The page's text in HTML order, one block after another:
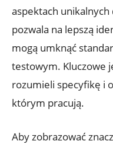
aspektach
pozwala na lepszą
mogą umknąć
testowym. Kluczowe
rozumieli specyfikę i
którym pracują.
Aby zobrazować